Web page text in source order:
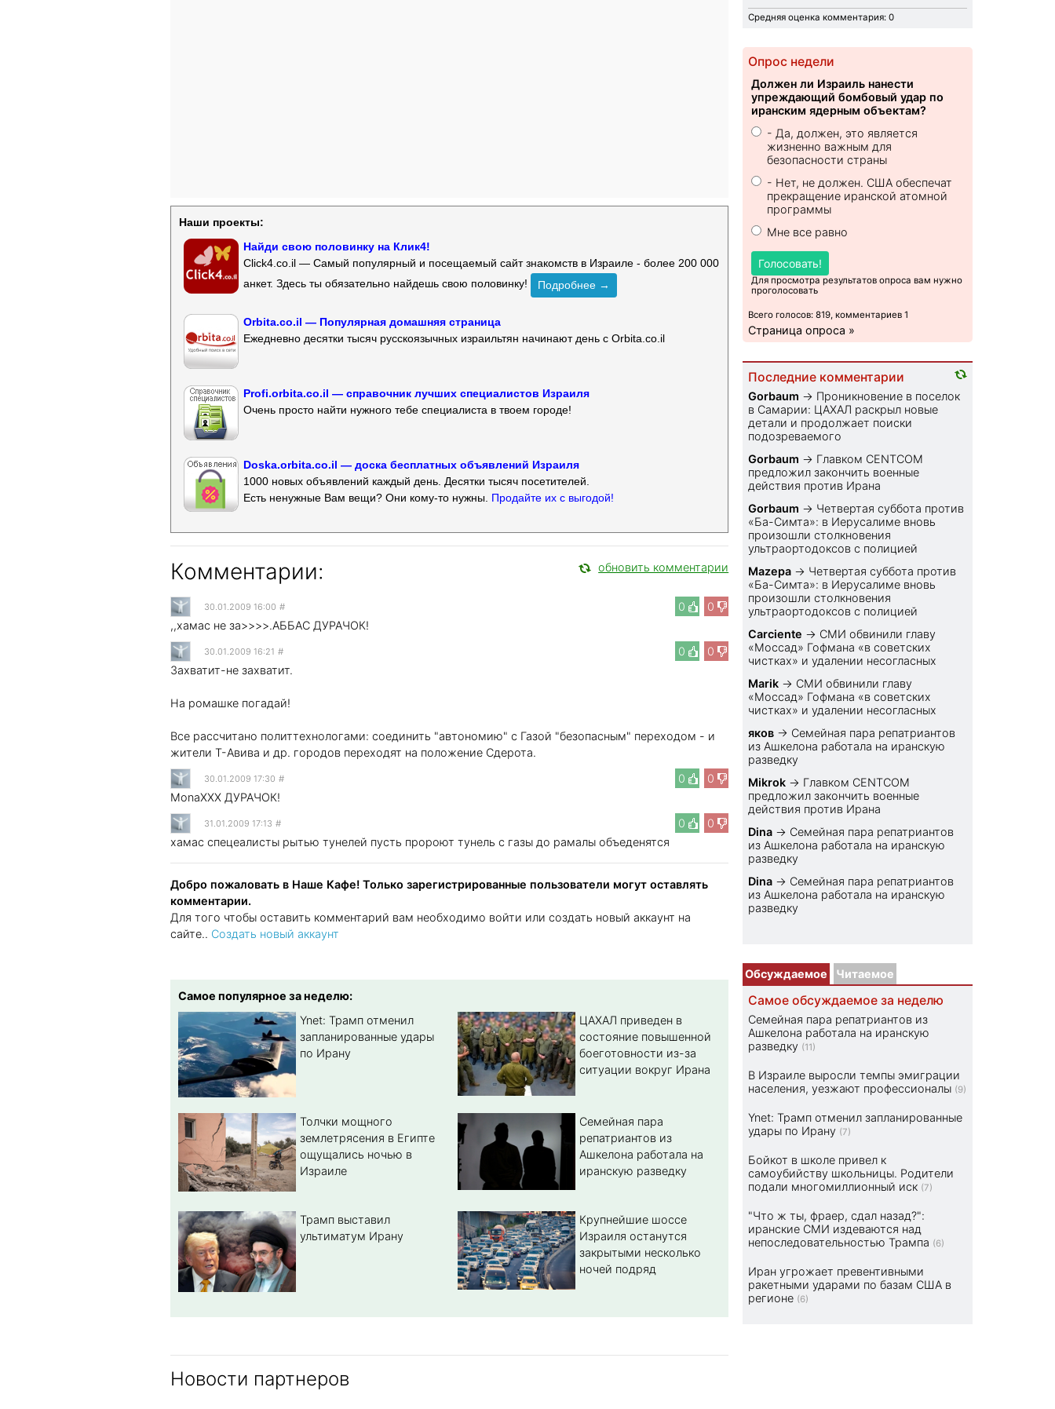
Наши проекты:
Найди свою половинку на Клик4!
Click4.co.il — Самый популярный и посещаемый сайт знакомств в Израиле - более 200 000
анкет. Здесь ты обязательно найдешь свою половинку!
Подробнее →
Orbita.co.il — Популярная домашняя страница
Ежедневно десятки тысяч русскоязычных израильтян начинают день с Orbita.co.il
Profi.orbita.co.il — справочник лучших специалистов Израиля
Очень просто найти нужного тебе специалиста в твоем городе!
Doska.orbita.co.il — доска бесплатных объявлений Израиля
1000 новых объявлений каждый день. Десятки тысяч посетителей.
Есть ненужные Вам вещи? Они кому-то нужны. Продайте их с выгодой!
Комментарии: обновить комментарии
0 0
30.01.2009 16:00 #
,,хамас не за>>>>.АББАС ДУРАЧОК!
0
0
30.01.2009 16:21 #
Захватит-не захватит.
На ромашке погадай!
Все рассчитано политтехнологами: соединить "автономию" с Газой "безопасным" переходом - и
жители Т-Авива и др. городов переходят на положение Сдерота.
0
0
30.01.2009 17:30 #
MonaXXX ДУРАЧОК!
0
0
31.01.2009 17:13 #
хамас спецеалисты рытью тунелей пусть пророют тунель с газы до рамалы объеденятся
Добро пожаловать в Наше Кафе! Только зарегистрированные пользователи могут оставлять
комментарии.
Для того чтобы оставить комментарий вам необходимо войти или создать новый аккаунт на
сайте.. Создать новый аккаунт
Самое популярное за неделю:
Ynet: Трамп отменил
запланированные удары
по Ирану
ЦАХАЛ приведен в
состояние повышенной
боеготовности из-за
ситуации вокруг Ирана
Толчки мощного
землетрясения в Египте
ощущались ночью в
Израиле
Семейная пара
репатриантов из
Ашкелона работала на
иранскую разведку
Трамп выставил
ультиматум Ирану
Крупнейшие шоссе
Израиля останутся
закрытыми несколько
ночей подряд
Новости партнеров
Средняя оценка комментария: 0
Опрос недели
Должен ли Израиль нанести
упреждающий бомбовый удар по
иранским ядерным объектам?
- Да, должен, это является
жизненно важным для
безопасности страны
- Нет, не должен. США обеспечат
прекращение иранской атомной
программы
Мне все равно
Голосовать!
Для просмотра результатов опроса вам нужно
проголосовать
Всего голосов: 819, комментариев 1
Страница опроса »
Последние комментарии
Gorbaum → Проникновение в поселок
в Самарии: ЦАХАЛ раскрыл новые
детали и продолжает поиски
подозреваемого
Gorbaum → Главком CENTCOM
предложил закончить военные
действия против Ирана
Gorbaum → Четвертая суббота против
«Ба-Симта»: в Иерусалиме вновь
произошли столкновения
ультраортодоксов с полицией
Mazepa → Четвертая суббота против
«Ба-Симта»: в Иерусалиме вновь
произошли столкновения
ультраортодоксов с полицией
Carciente → СМИ обвинили главу
«Моссад» Гофмана «в советских
чистках» и удалении несогласных
Marik → СМИ обвинили главу
«Моссад» Гофмана «в советских
чистках» и удалении несогласных
яков → Семейная пара репатриантов
из Ашкелона работала на иранскую
разведку
Mikrok → Главком CENTCOM
предложил закончить военные
действия против Ирана
Dina → Семейная пара репатриантов
из Ашкелона работала на иранскую
разведку
Dina → Семейная пара репатриантов
из Ашкелона работала на иранскую
разведку
Обсуждаемое Читаемое
Самое обсуждаемое за неделю
Семейная пара репатриантов из
Ашкелона работала на иранскую
разведку (11)
В Израиле выросли темпы эмиграции
населения, уезжают профессионалы (9)
Ynet: Трамп отменил запланированные
удары по Ирану (7)
Бойкот в школе привел к
самоубийству школьницы. Родители
подали многомиллионный иск (7)
"Что ж ты, фраер, сдал назад?":
иранские СМИ издеваются над
непоследовательностью Трампа (6)
Иран угрожает превентивными
ракетными ударами по базам США в
регионе (6)